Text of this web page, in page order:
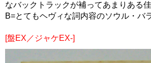
なバックトラックが補ってあまりある佳
B=とてもヘヴィな詞内容のソウル・バ
[盤EX／ジャケEX-]